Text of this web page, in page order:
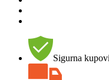
Sigurna